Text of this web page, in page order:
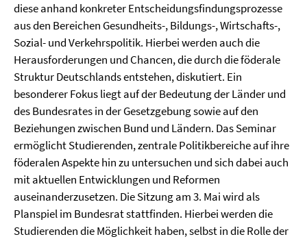
diese anhand konkreter Entscheidungsfindungsprozesse
aus den Bereichen Gesundheits-, Bildungs-, Wirtschafts-,
Sozial- und Verkehrspolitik. Hierbei werden auch die
Herausforderungen und Chancen, die durch die föderale
Struktur Deutschlands entstehen, diskutiert. Ein
besonderer Fokus liegt auf der Bedeutung der Länder und
des Bundesrates in der Gesetzgebung sowie auf den
Beziehungen zwischen Bund und Ländern. Das Seminar
ermöglicht Studierenden, zentrale Politikbereiche auf ihre
föderalen Aspekte hin zu untersuchen und sich dabei auch
mit aktuellen Entwicklungen und Reformen
auseinanderzusetzen. Die Sitzung am 3. Mai wird als
Planspiel im Bundesrat stattfinden. Hierbei werden die
Studierenden die Möglichkeit haben, selbst in die Rolle der